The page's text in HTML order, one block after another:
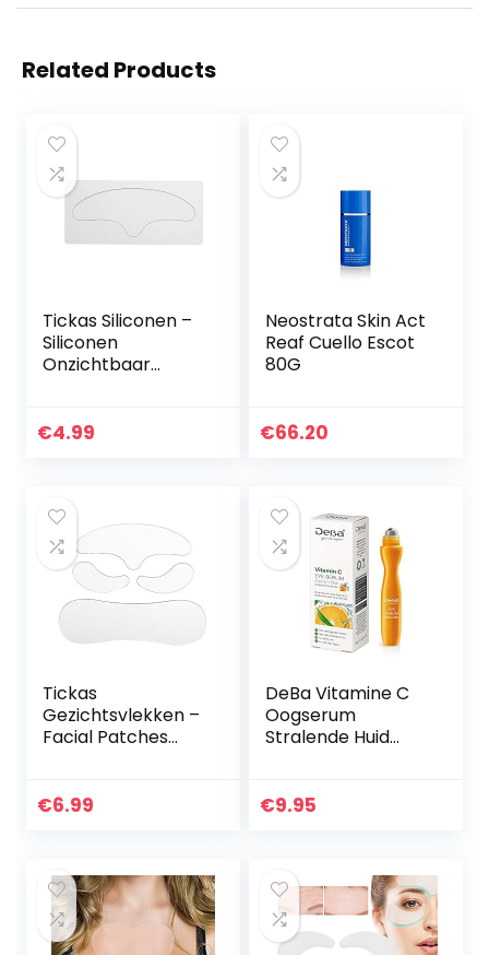
Related Products
Tickas Siliconen –
Siliconen
Onzichtbaar
Voorhoofd
€4.99
Neostrata Skin Act
Reaf Cuello Escot
80G
€66.20
Tickas
Gezichtsvlekken –
Facial Patches
Voorhoofd Rimpel
€6.99
DeBa Vitamine C
Oogserum
Stralende Huid
en klimopextract
€9.95